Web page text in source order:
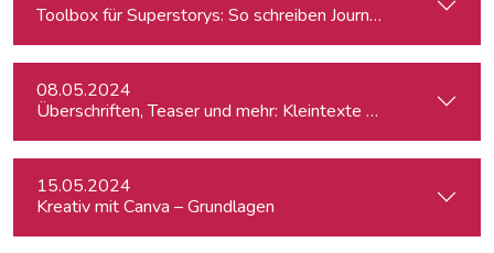
Toolbox für Superstorys: So schreiben Journalist:innen
08.05.2024
Überschriften, Teaser und mehr: Kleintexte einfach besser
15.05.2024
Kreativ mit Canva – Grundlagen